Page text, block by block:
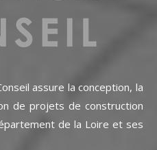
assure la conception, la
de projets de construction
de la Loire et ses